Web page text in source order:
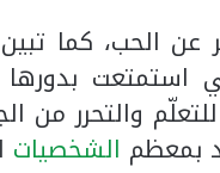
الحب، كما
استمتعت
والتحرر
بمعظم الشخصيات